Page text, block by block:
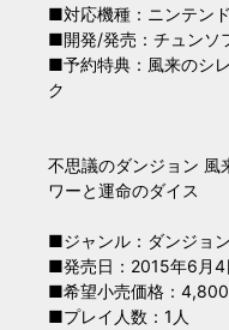
■対応機種：ニンテン
■開発/発売：チュンソ
■予約特典：風来のシ
ク
不思議のダンジョン 風
ワーと運命のダイス
■ジャンル：ダンジョ
■発売日：2015年6月4
■希望小売価格：4,800
■プレイ人数：1人